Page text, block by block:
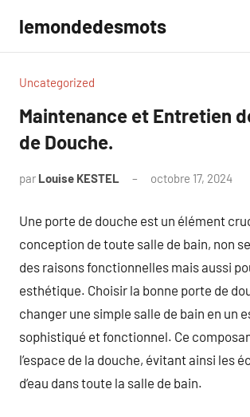
contenu
lemondedesmots
Uncategorized
Maintenance et Entretien
de Douche.
par Louise KESTEL octobre 17, 2024
Une porte de douche est un élément
conception de toute salle de bain, non
des raisons fonctionnelles mais aussi
esthétique. Choisir la bonne porte de
changer une simple salle de bain en un
sophistiqué et fonctionnel. Ce
l’espace de la douche, évitant ainsi les
d’eau dans toute la salle de bain.